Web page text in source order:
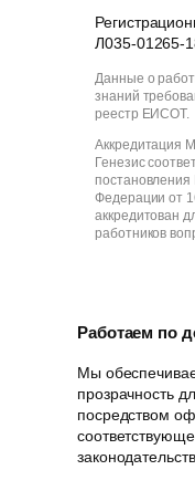
Л035-01265-
Данные о
знаний
реестр ЕИСОТ.
Аккредитация
Генезис
постановления
Федерации от
аккредитован
работников
Работаем по
Мы
прозрачность
посредством